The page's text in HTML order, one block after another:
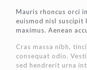
Mauris rhoncus orci
euismod nisl suscipit
maximus. Aenean
Cras massa nibh,
consequat odio.
sed hendrerit urna